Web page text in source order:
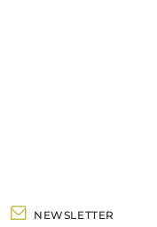
NEWSLETTER